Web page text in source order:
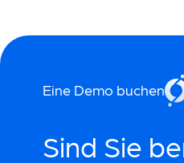
Eine Demo buchen
Sind Sie